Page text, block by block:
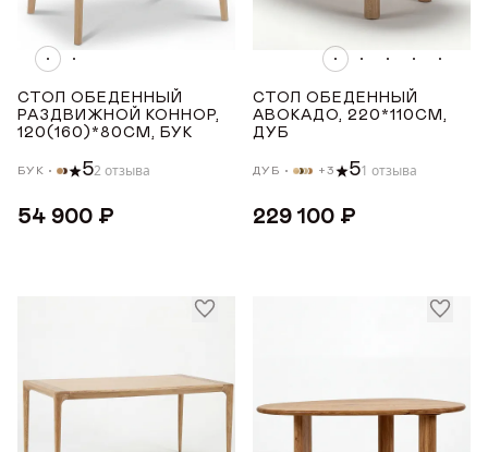
СТРАНА ПРОИЗВОДСТВА
РОССИЯ
ТОНИРОВКА
Показать все
СТОЛ ОБЕДЕННЫЙ
РАЗДВИЖНОЙ КОННОР,
120(160)*80СМ, БУК
БУК 52 отзыва
54 900 ₽
СТОЛ ОБЕДЕННЫЙ
АВОКАДО, 220*110СМ,
ДУБ
ДУБ +3 51 отзыва
229 100 ₽